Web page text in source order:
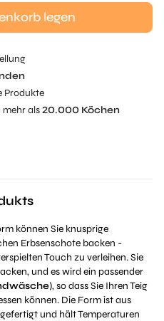
legen
Produkte
als20.000 Köchen
können Sie knusprige
Erbsenschote backen -
Touch zu verleihen. Sie
und es wird ein passender
), so dass Sie Ihren Teig
können. Die Form ist aus
und hält Temperaturen